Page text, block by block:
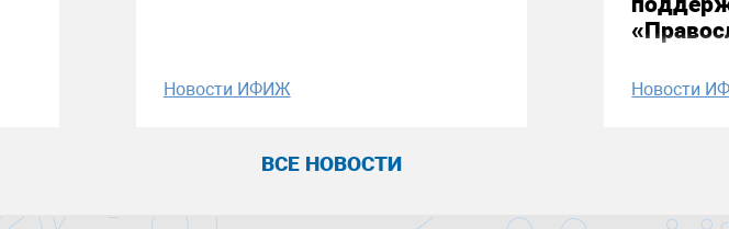
Новости ИФИЖ Новости
ВСЕ НОВОСТИ